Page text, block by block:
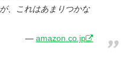
、これはあまりつかな
amazon.co.jp